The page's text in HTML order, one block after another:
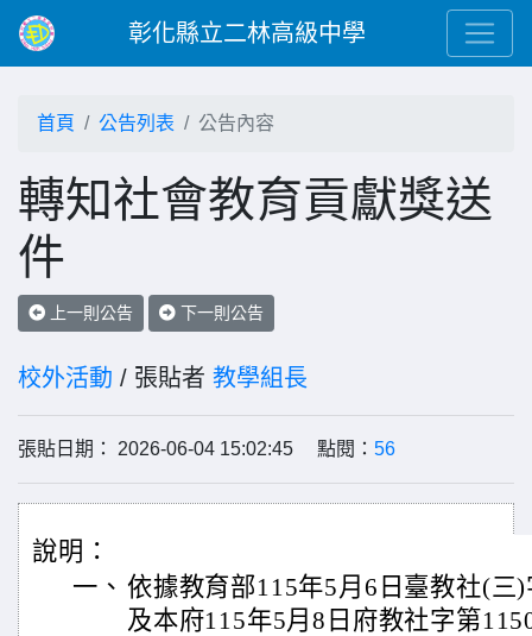
彰化縣立二林高級中學
首頁 公告列表 公告內容
轉知社會教育貢獻獎送
件
上一則公告 下一則公告
校外活動 / 張貼者 教學組長
張貼日期： 2026-06-04 15:02:45 點閱： 56
說明：
一、 依據教育部115年5月6日臺教社(三
及本府115年5月8日府教社字第